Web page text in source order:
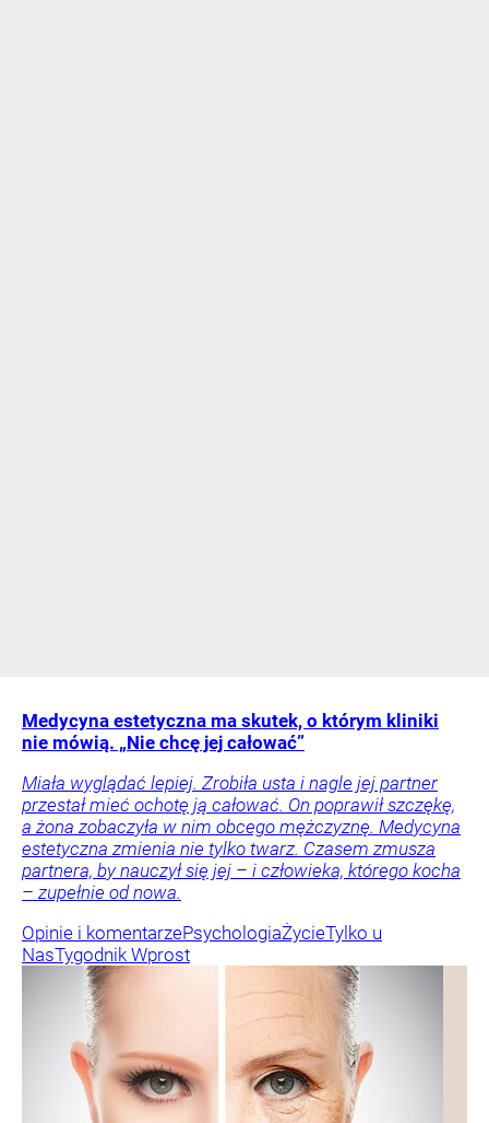
Medycyna estetyczna ma skutek, o którym kliniki
nie mówią. „Nie chcę jej całować”
Miała wyglądać lepiej. Zrobiła usta i nagle jej partner
przestał mieć ochotę ją całować. On poprawił szczękę,
a żona zobaczyła w nim obcego mężczyznę. Medycyna
estetyczna zmienia nie tylko twarz. Czasem zmusza
partnera, by nauczył się jej – i człowieka, którego kocha
– zupełnie od nowa.
Opinie i komentarzePsychologiaŻycieTylko u
NasTygodnik Wprost